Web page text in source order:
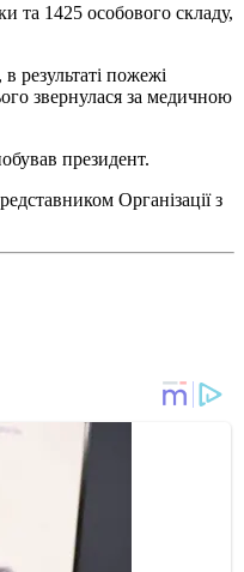
та 1425 особового складу,
пожежі
звернулася за медичною
президент.
Організації з